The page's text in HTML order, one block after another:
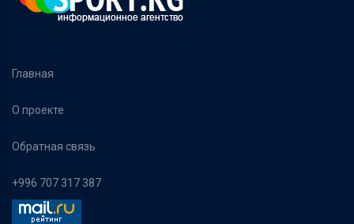
Главная
О проекте
Обратная связь
+996 707 317 387